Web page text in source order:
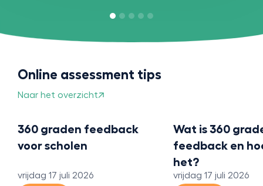
Online assessment tips
Naar het overzicht
Wat is 360 graden
feedback en hoe werkt
vrijdag 17 juli 2026
Studie of
Doe een
test voor
maandag 13 juli 2026